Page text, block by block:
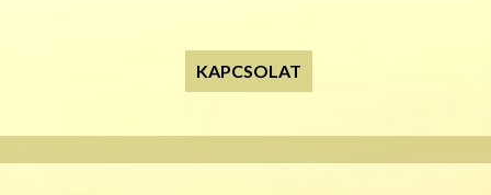
KAPCSOLAT